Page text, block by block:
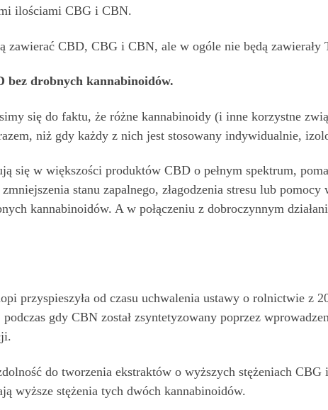
ilościami CBG i CBN.
CBD, CBG i CBN, ale w ogóle nie będą zawierały
drobnych kannabinoidów.
się do faktu, że różne kannabinoidy (i inne korzystne
niż gdy każdy z nich jest stosowany indywidualnie,
się w większości produktów CBD o pełnym spektrum,
stanu zapalnego, złagodzenia stresu lub
kannabinoidów. A w połączeniu z dobroczynnym
przyspieszyła od czasu uchwalenia ustawy o rolnictwie z
gdy CBN został zsyntetyzowany poprzez
do tworzenia ekstraktów o wyższych stężeniach
wyższe stężenia tych dwóch kannabinoidów.